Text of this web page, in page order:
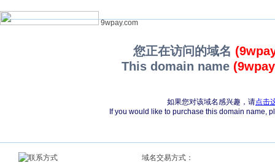
9wpay.com
您正在访问的域名
This domain name
如果您对该域名感兴趣，请点击
If you would like to purchase this domain name,
域名交易方式：